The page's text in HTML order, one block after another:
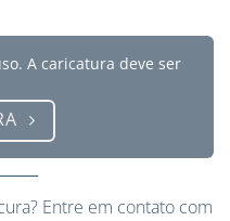
A caricatura deve ser
Entre em contato com